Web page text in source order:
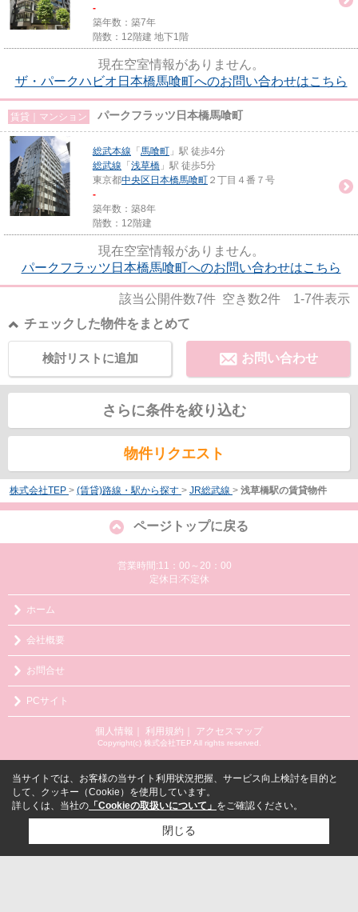
-
築年数：築7年
階数：12階建 地下1階
現在空室情報がありません。
ザ・パークハビオ日本橋馬喰町へのお問い合わせはこちら
賃貸｜マンション パークフラッツ日本橋馬喰町
総武本線 「 馬喰町 」駅 徒歩4分
総武線 「 浅草橋 」駅 徒歩5分
東京都中央区 日本橋馬喰町 ２丁目４番７号
-
築年数：築8年
階数：12階建
現在空室情報がありません。
パークフラッツ日本橋馬喰町へのお問い合わせはこちら
該当公開件数7件 空き数2件 1-7件表示
チェックした物件をまとめて
お問い合わせ
検討リストに追加
さらに条件を絞り込む
物件リクエスト
株式会社TEP > (賃貸)路線・駅から探す > JR総武線 > 浅草橋駅の賃貸物件
ページトップに戻る
営業時間:11：00～20：00
定休日:不定休
ホーム
会社概要
お問合せ
PCサイト
個人情報 利用規約 アクセスマップ
Copyright(c) 株式会社TEP All rights reserved.
当サイトでは、お客様の当サイト利用状況把握、サービス向上検討を目的と
して、クッキー（Cookie）を使用しています。
詳しくは、当社の 「Cookieの取扱いについて」 をご確認ください。
閉じる